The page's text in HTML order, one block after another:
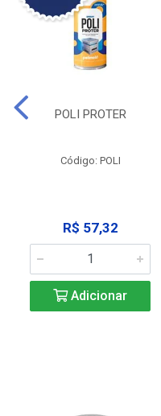
POLI PROTER
Código: POLI
R$ 57,32
Adicionar